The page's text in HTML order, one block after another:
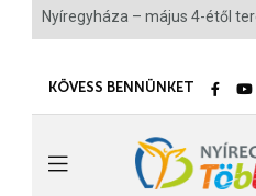
Nyíregyháza – május 4-étől